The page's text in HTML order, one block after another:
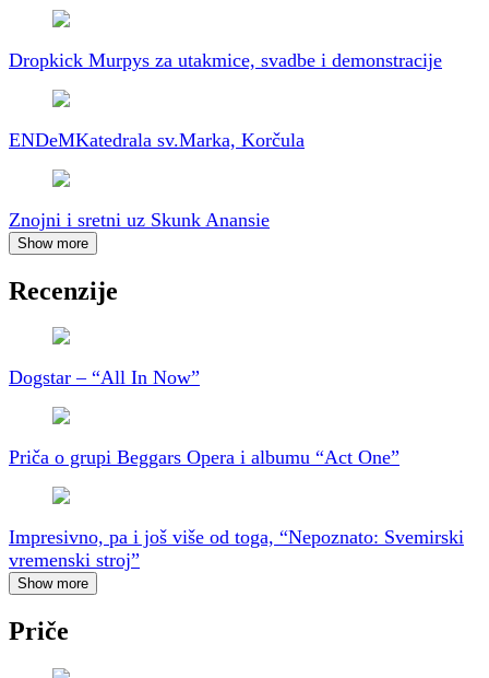
Dropkick Murpys za utakmice, svadbe i demonstracije
ENDeMKatedrala sv.Marka, Korčula
Znojni i sretni uz Skunk Anansie
Show more
Recenzije
Dogstar – “All In Now”
Priča o grupi Beggars Opera i albumu “Act One”
Impresivno, pa i još više od toga, “Nepoznato: Svemirski
vremenski stroj”
Show more
Priče